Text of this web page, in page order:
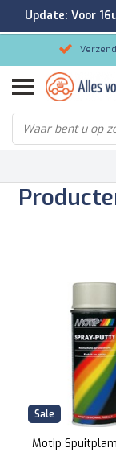
Sale
Motip
Update: Voor